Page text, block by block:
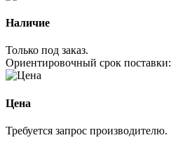
Наличие
Только под заказ.
Ориентировочный срок поставки:
Цена
Требуется запрос производителю.